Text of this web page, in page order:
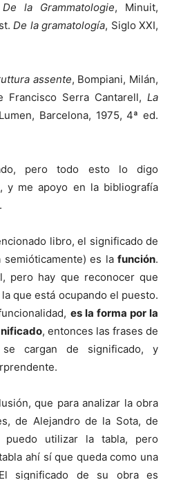
De la Grammatologie, Minuit,
De la gramatología, Siglo XXI,
assente, Bompiani, Milán,
Francisco Serra Cantarell, La
Barcelona, 1975, 4ª ed.
pero todo esto lo digo
y me apoyo en la bibliografía
libro, el significado de
semióticamente) es la función.
pero hay que reconocer que
que está ocupando el puesto.
es la forma por la
, entonces las frases de
cargan de significado, y
que para analizar la obra
de Alejandro de la Sota, de
utilizar la tabla, pero
ahí sí que queda como una
significado de su obra es